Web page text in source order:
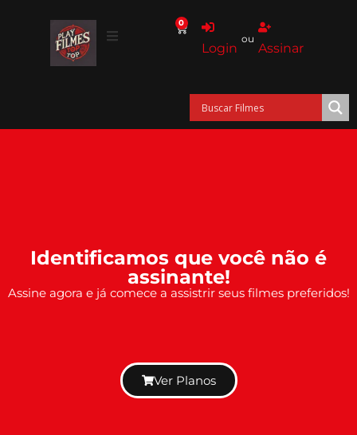
0
Login
ou
Assinar
Identificamos que você não é
assinante!
Assine agora e já comece a assistrir seus filmes preferidos!
Ver Planos